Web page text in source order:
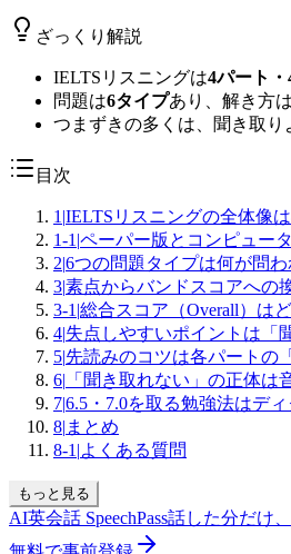
ざっくり解説
IELTSリスニングは4パート・
問題は6タイプあり、解き方
つまずきの多くは、聞き取り
目次
1 |IELTSリスニングの全体像
1-1 |ペーパー版とコンピュー
2|6つの問題タイプは何が問
3|素点からバンドスコアへの
3-1 |総合スコア（Overall）は
4|失点しやすいポイントは「
5|先読みのコツは各パートの
6| 「聞き取れない」の正体
7|6.5・7.0を取る勉強法はデ
8| まとめ
8-1 |よくある質問
もっと見る
AI英会話 SpeechPass話した分だけ